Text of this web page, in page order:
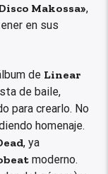
Makossa»,
en sus
de Linear
de baile,
para crearlo. No
homenaje.
, ya
moderno.